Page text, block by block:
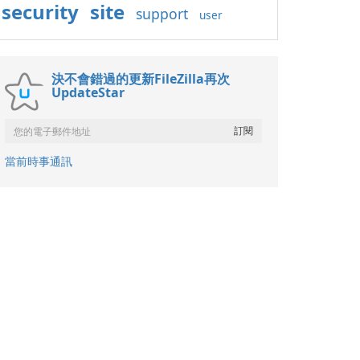
security site support user
決不會錯過的更新FileZilla再次
UpdateStar
當前時事通訊